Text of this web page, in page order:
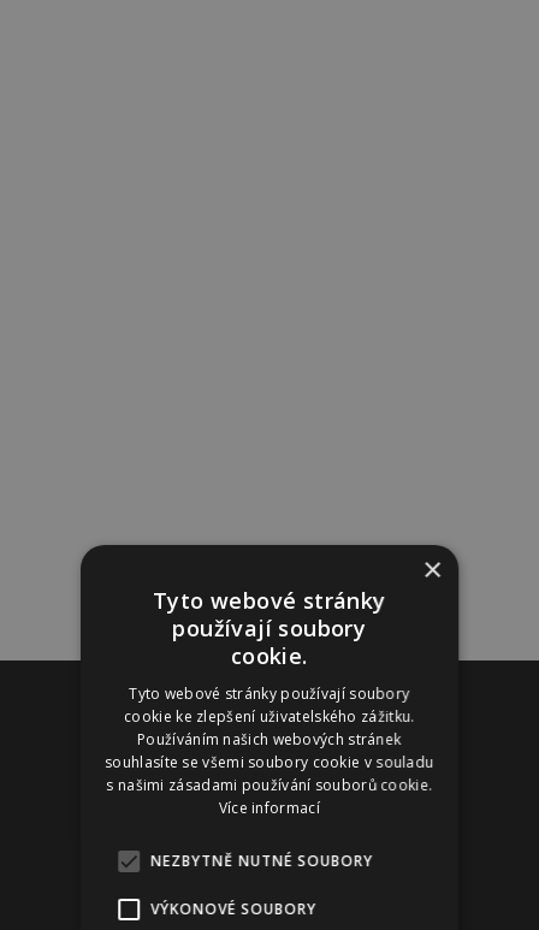
×
Tyto webové stránky
používají soubory
cookie.
Tyto webové stránky používají soubory
cookie ke zlepšení uživatelského zážitku.
Používáním našich webových stránek
souhlasíte se všemi soubory cookie v souladu
s našimi zásadami používání souborů cookie.
Více informací
NEZBYTNĚ NUTNÉ SOUBORY
VÝKONOVÉ SOUBORY